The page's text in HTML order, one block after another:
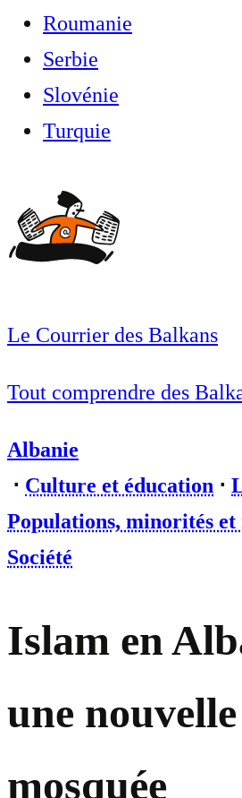
Roumanie
Serbie
Slovénie
Turquie
Le Courrier des Balkans
Tout comprendre des
Albanie
⋅ Culture et éducation ⋅
Populations, minorités
Société
Islam en
une nouvelle
mosquée